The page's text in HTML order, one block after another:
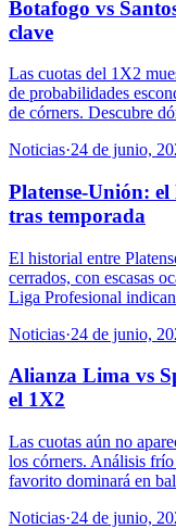
Botafogo vs
clave
Las cuotas del 1X2
de probabilidades
de córners. Descubre
Noticias·24 de junio,
Platense-Unión:
tras temporada
El historial entre
cerrados, con escasas
Liga Profesional
Noticias·24 de junio,
Alianza Lima vs
el 1X2
Las cuotas aún no
los córners. Análisis
favorito dominará en
Noticias·24 de junio,